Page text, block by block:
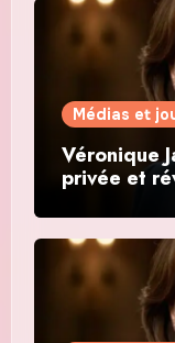
Médias et
Véronique
privée et